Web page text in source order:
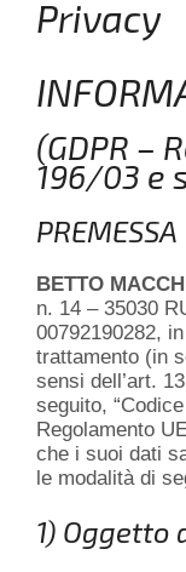
Privacy
(GDPR –
196/03 e
PREMESSA
BETTO
n. 14 – 35030
00792190282,
trattamento (in
sensi dell’art.
seguito,
Regolamento
che i suoi dati
le modalità di
1)